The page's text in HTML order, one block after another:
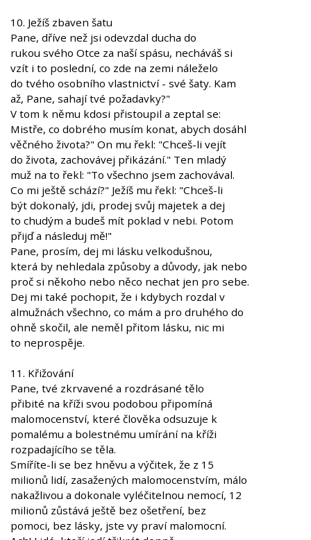
10. Ježíš zbaven šatu
Pane, dříve než jsi odevzdal ducha do
rukou svého Otce za naší spásu, necháváš si
vzít i to poslední, co zde na zemi náleželo
do tvého osobního vlastnictví - své šaty. Kam
až, Pane, sahají tvé požadavky?"
V tom k němu kdosi přistoupil a zeptal se:
Mistře, co dobrého musím konat, abych dosáhl
věčného života?" On mu řekl: "Chceš-li vejít
do života, zachovávej přikázání." Ten mladý
muž na to řekl: "To všechno jsem zachovával.
Co mi ještě schází?" Ježíš mu řekl: "Chceš-li
být dokonalý, jdi, prodej svůj majetek a dej
to chudým a budeš mít poklad v nebi. Potom
přijď a následuj mě!"
Pane, prosím, dej mi lásku velkodušnou,
která by nehledala způsoby a důvody, jak nebo
proč si někoho nebo něco nechat jen pro sebe.
Dej mi také pochopit, že i kdybych rozdal v
almužnách všechno, co mám a pro druhého do
ohně skočil, ale neměl přitom lásku, nic mi
to neprospěje.
11. Křižování
Pane, tvé zkrvavené a rozdrásané tělo
přibité na kříži svou podobou připomíná
malomocenství, které člověka odsuzuje k
pomalému a bolestnému umírání na kříži
rozpadajícího se těla.
Smíříte-li se bez hněvu a výčitek, že z 15
milionů lidí, zasažených malomocenstvím, málo
nakažlivou a dokonale vyléčitelnou nemocí, 12
milionů zůstává ještě bez ošetření, bez
pomoci, bez lásky, jste vy praví malomocní.